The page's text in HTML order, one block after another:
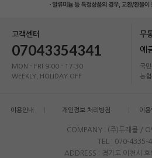
고객센터
07043354341
MON - FRI 9:00 - 17:30
WEEKLY, HOLIDAY OFF
무
예
국
농
이용안내 개인정보 처리방침 이용
COMPANY : (주)두레몰 /
TEL : 070-4335-
ADDRESS : 경기도 이천시